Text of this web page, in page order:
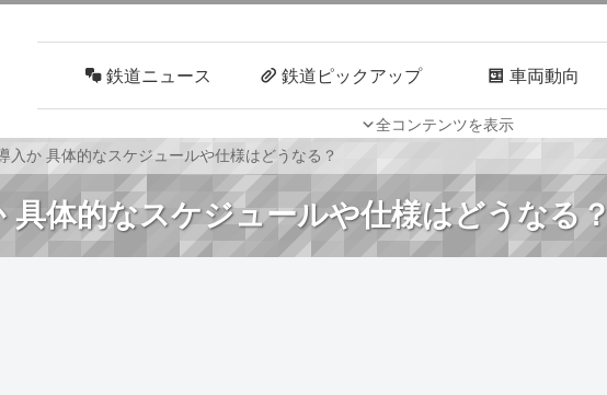
全コンテンツを表示
鉄道ニュース 鉄道ピックアップ 車両動向
車両技術 路線探訪 ルール
入か 具体的なスケジュールや仕様はどうなる？
具体的なスケジュールや仕様はどうなる？